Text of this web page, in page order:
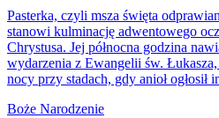
Pasterka, czyli msza święta
stanowi kulminację adwentowego
Chrystusa. Jej północna godzina
wydarzenia z Ewangelii św.
nocy przy stadach, gdy anioł ogłosił
Boże Narodzenie